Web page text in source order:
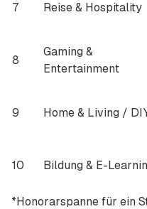
7 Reise & Hospitality
8
Gaming &
Entertainment
9 Home & Living /
10 Bildung & E-
*Honorarspanne für ein